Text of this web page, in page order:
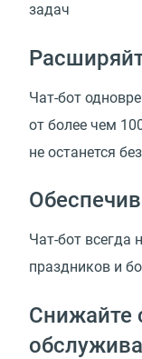
задач
Чат-бот
от более чем
не останется
Чат-бот всегда
праздников и
Снижайте